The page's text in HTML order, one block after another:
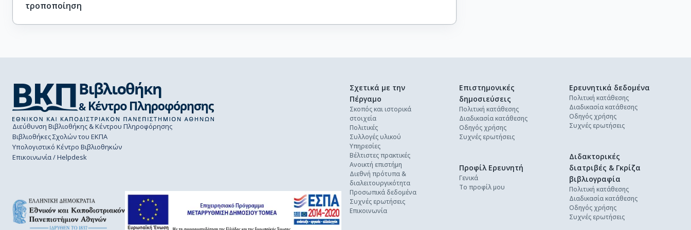
τροποποίηση
Διεύθυνση Βιβλιοθήκης & Κέντρου Πληροφόρησης
Βιβλιοθήκες Σχολών του ΕΚΠΑ
Υπολογιστικό Κέντρο Βιβλιοθηκών
Επικοινωνία / Helpdesk
Σχετικά με την
Πέργαμο
Σκοπός και ιστορικά
στοιχεία
Πολιτικές
Συλλογές υλικού
Υπηρεσίες
Βέλτιστες πρακτικές
Ανοικτή επιστήμη
Διεθνή πρότυπα &
διαλειτουργικότητα
Προσωπικά δεδομένα
Συχνές ερωτήσεις
Επικοινωνία
Επιστημονικές
δημοσιεύσεις
Πολιτική κατάθεσης
Διαδικασία κατάθεσης
Οδηγός χρήσης
Συχνές ερωτήσεις
Ερευνητικά δεδομένα
Πολιτική κατάθεσης
Διαδικασία κατάθεσης
Οδηγός χρήσης
Συχνές ερωτήσεις
Διδακτορικές
διατριβές & Γκρίζα
βιβλιογραφία
Πολιτική κατάθεσης
Διαδικασία κατάθεσης
Οδηγός χρήσης
Συχνές ερωτήσεις
Προφίλ Ερευνητή
Γενικά
Το προφίλ μου